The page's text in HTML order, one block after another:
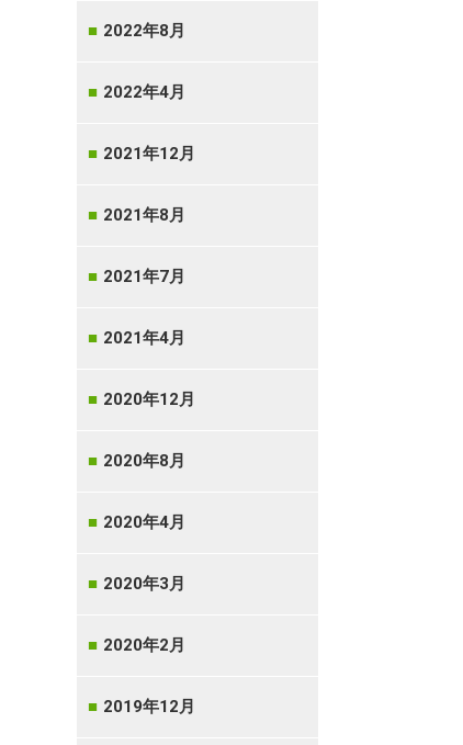
2022年8月
2022年4月
2021年12月
2021年8月
2021年7月
2021年4月
2020年12月
2020年8月
2020年4月
2020年3月
2020年2月
2019年12月